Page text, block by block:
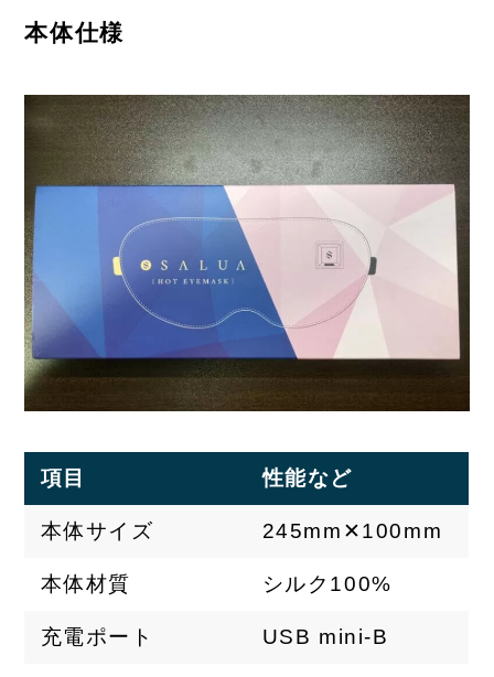
本体仕様
項目 性能など
本体サイズ 245mm✕100mm
本体材質 シルク100%
充電ポート USB mini-B